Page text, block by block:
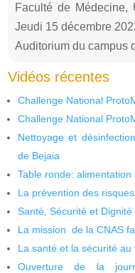
Faculté de Médecine,
Jeudi 15 décembre
Auditorium du campus
Vidéos récentes
Challenge National
Challenge National
Nettoyage et
de Bejaia
Table ronde:
La prévention des
Santé, Sécurité et
La mission de la CNAS
La santé et la sécurité
Ouverture de la